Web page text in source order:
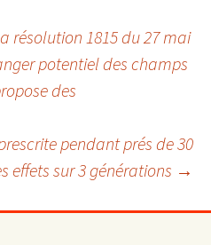
résolution 1815 du 27 mai
potentiel des champs
des
pendant prés de 30
effets sur 3 générations →